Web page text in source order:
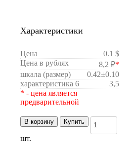
Характеристики
Цена
0.1 $
Цена в рублях
8,2 ₽*
шкала (размер)
0.42±0.10
характеристика 6
3,5
* - цена является
предварительной
В корзину Купить
шт.